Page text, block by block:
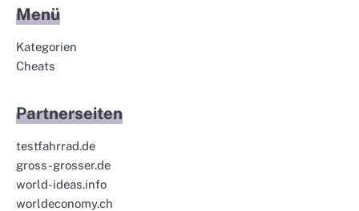
Menü
Kategorien
Cheats
Partnerseiten
testfahrrad.de
gross-grosser.de
world-ideas.info
worldeconomy.ch